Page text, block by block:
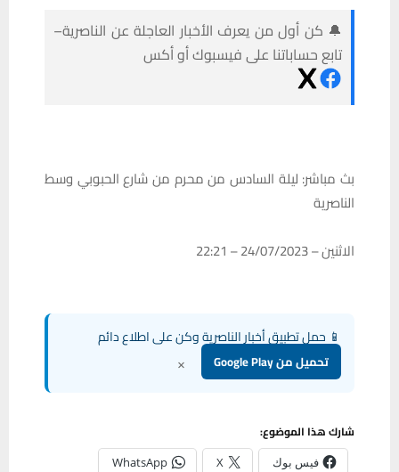
🔔 كن أول من يعرف الأخبار العاجلة عن الناصرية–
تابع حساباتنا على فيسبوك أو أكس
بث مباشر: ليلة السادس من محرم من شارع الحبوبي وسط
الناصرية
الاثنين – 24/07/2023 – 22:21
📱 حمل تطبيق أخبار الناصرية وكن على اطلاع دائم
تحميل من Google Play ×
شارك هذا الموضوع:
فيس بوك X
WhatsApp